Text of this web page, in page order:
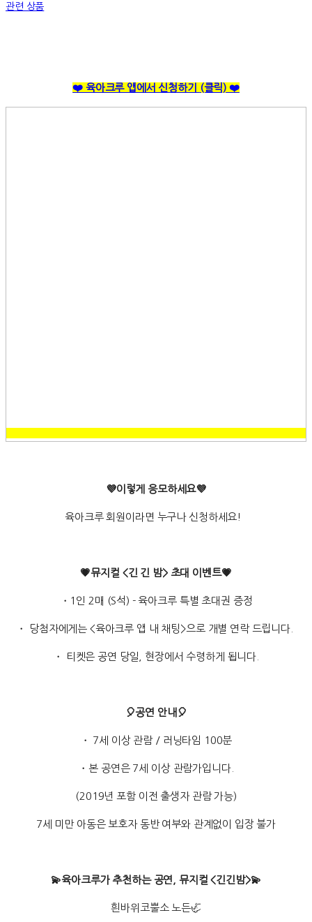
관련 상품
❤️ 육아크루 앱에서 신청하기 (클릭) ❤️
💜이렇게 응모하세요💜
육아크루 회원이라면 누구나 신청하세요!
💗뮤지컬 <긴 긴 밤> 초대 이벤트💗
・1인 2매 (S석) - 육아크루 특별 초대권 증정
・ 당첨자에게는 <육아크루 앱 내 채팅>으로 개별 연락 드립니다.
・ 티켓은 공연 당일, 현장에서 수령하게 됩니다.
🎈공연 안내🎈
・ 7세 이상 관람 / 러닝타임 100분
・본 공연은 7세 이상 관람가입니다.
(2019년 포함 이전 출생자 관람 가능)
7세 미만 아동은 보호자 동반 여부와 관계없이 입장 불가
💫육아크루가 추천하는 공연, 뮤지컬 <긴긴밤>💫
흰바위코뿔소 노든🦏